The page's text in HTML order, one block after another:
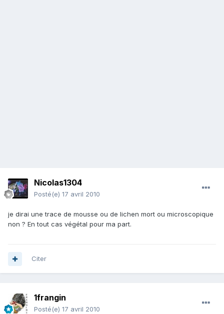
Nicolas1304
Posté(e) 17 avril 2010
je dirai une trace de mousse ou de lichen mort ou microscopique
non ? En tout cas végétal pour ma part.
Citer
1frangin
Posté(e) 17 avril 2010